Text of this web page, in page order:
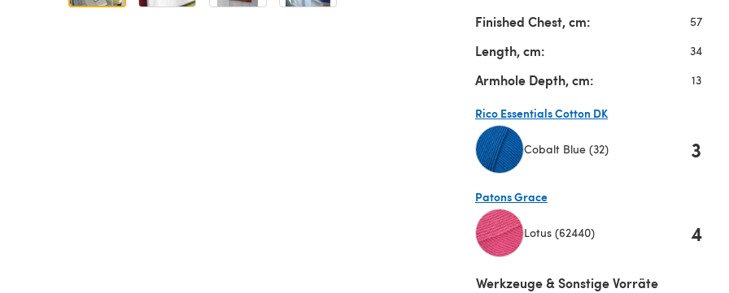
Finished Chest, cm: 57
Length, cm: 34
Armhole Depth, cm: 13
Rico Essentials Cotton DK
Cobalt Blue (32) 3
Patons Grace
Lotus (62440) 4
Werkzeuge & Sonstige Vorräte